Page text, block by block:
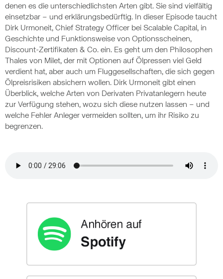
denen es die unterschiedlichsten Arten gibt. Sie sind vielfältig
einsetzbar – und erklärungsbedürftig. In dieser Episode taucht
Dirk Urmoneit, Chief Strategy Officer bei Scalable Capital, in
Geschichte und Funktionsweise von Optionsscheinen,
Discount-Zertifikaten & Co. ein. Es geht um den Philosophen
Thales von Milet, der mit Optionen auf Ölpressen viel Geld
verdient hat, aber auch um Fluggesellschaften, die sich gegen
Ölpreisrisiken absichern wollen. Dirk Urmoneit gibt einen
Überblick, welche Arten von Derivaten Privatanlegern heute
zur Verfügung stehen, wozu sich diese nutzen lassen – und
welche Fehler Anleger vermeiden sollten, um ihr Risiko zu
begrenzen.